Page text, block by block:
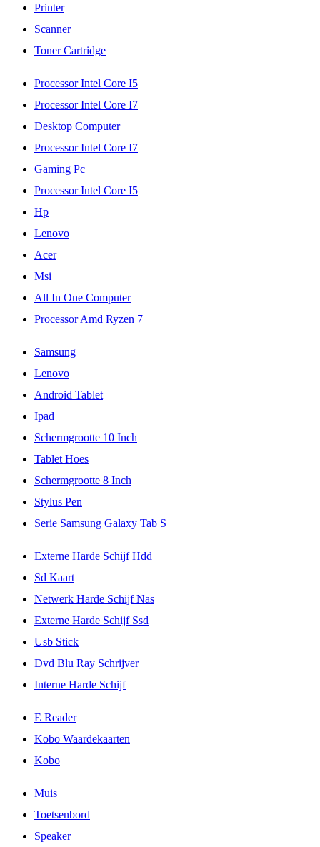
Printer
Scanner
Toner Cartridge
Processor Intel Core I5
Processor Intel Core I7
Desktop Computer
Processor Intel Core I7
Gaming Pc
Processor Intel Core I5
Hp
Lenovo
Acer
Msi
All In One Computer
Processor Amd Ryzen 7
Samsung
Lenovo
Android Tablet
Ipad
Schermgrootte 10 Inch
Tablet Hoes
Schermgrootte 8 Inch
Stylus Pen
Serie Samsung Galaxy Tab S
Externe Harde Schijf Hdd
Sd Kaart
Netwerk Harde Schijf Nas
Externe Harde Schijf Ssd
Usb Stick
Dvd Blu Ray Schrijver
Interne Harde Schijf
E Reader
Kobo Waardekaarten
Kobo
Muis
Toetsenbord
Speaker